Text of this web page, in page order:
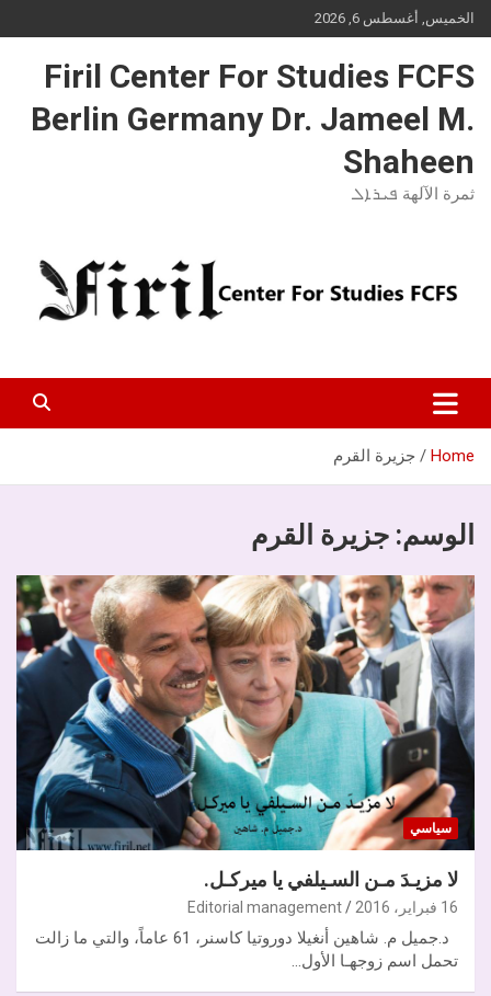
Skip
to
الخميس, أغسطس 6, 2026
Firil Center For Studies FCFS
Berlin Germany Dr. Jameel M.
Shaheen
ثمرة الآلهة ܦܝܪܐܠ
Home جزيرة القرم
الوسم: جزيرة القرم
سياسي
لا مزيـدَ مـن السـيلفي يا ميركـل.
16 فبراير، 2016 Editorial management
د.جميل م. شاهين أنغيلا دوروتيا كاسنر، 61 عاماً، والتي ما زالت
تحمل اسم زوجهـا الأول…